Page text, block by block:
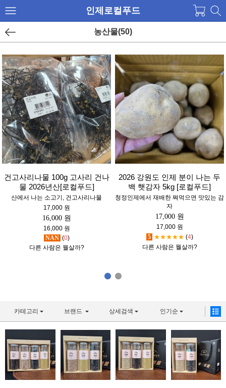
인제로컬푸드
농산물(50)
건고사리나물 100g 고사리 건나
물 2026년산[로컬푸드]
산에서 나는 소고기, 건고사리나물
17,000 원
16,000 원
16,000 원
NAN (0)
다른 사람은 뭘살까?
2026 강원도 인제 분이 나는 두
백 햇감자 5kg [로컬푸드]
청정인제에서 재배한 쪄먹으면 맛있는 감
자
17,000 원
17,000 원
5 ★★★★★ (4)
다른 사람은 뭘살까?
카테고리 브랜드 상세검색 인기순